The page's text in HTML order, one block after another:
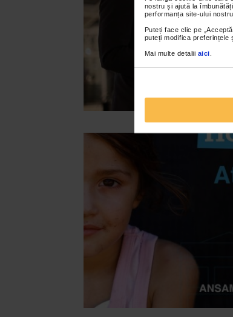
nostru și ajută la
performanța site-ului
Puteți face clic pe
puteți modifica preferințele
Mai multe detalii aici